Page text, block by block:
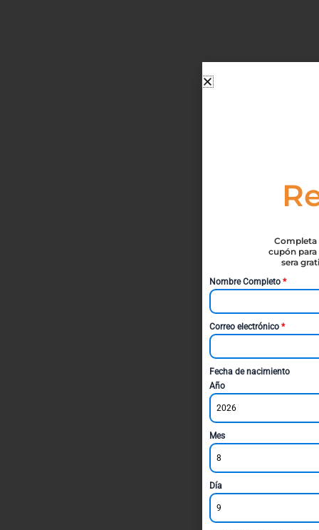
Completa
cupón para
sera
Nombre Completo *
Correo electrónico *
Fecha de nacimiento
Año
2026
Mes
8
Día
9